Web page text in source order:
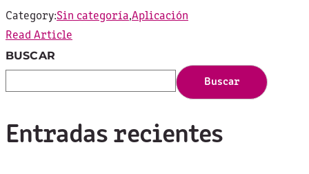
Category:Sin categoría,Aplicación
Read Article
BUSCAR
Buscar
Entradas recientes